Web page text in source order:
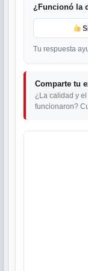
¿Funcionó la
Tu respuesta
Comparte tu
¿La calidad y
funcionaron?